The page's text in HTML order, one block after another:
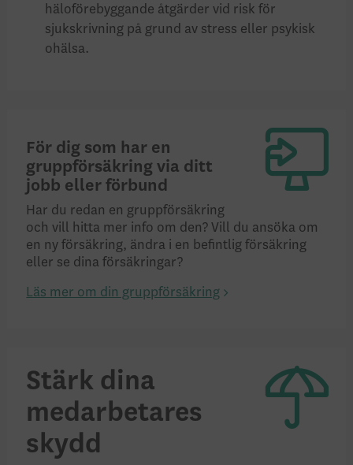
häloförebyggande åtgärder vid risk för
sjukskrivning på grund av stress eller psykisk
ohälsa.
För dig som har en
gruppförsäkring via ditt
jobb eller förbund
Har du redan en gruppförsäkring
och vill hitta mer info om den? Vill du ansöka om
en ny försäkring, ändra i en befintlig försäkring
eller se dina försäkringar?
Läs mer om din gruppförsäkring
Stärk dina
medarbetares
skydd